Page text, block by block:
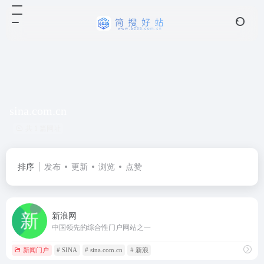
排序 发布 更新 浏览 点赞
新浪网
中国领先的综合性门户网站之一
新闻门户 # SINA # sina.com.cn # 新浪